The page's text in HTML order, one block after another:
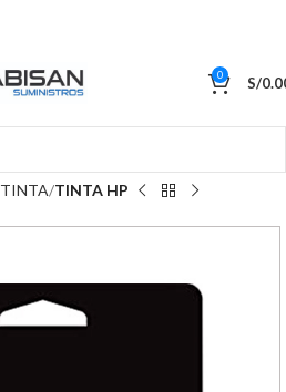
0 S/
TINTA TINTA HP